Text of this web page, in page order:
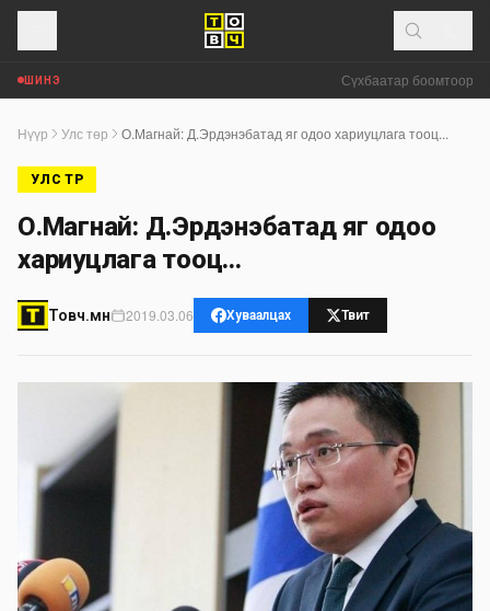
ШИНЭ Сүхбаатар боомтоор
Нүүр Улс төр О.Магнай: Д.Эрдэнэбатад яг одоо хариуцлага тооц...
УЛС ТӨР
О.Магнай: Д.Эрдэнэбатад яг одоо
хариуцлага тооц...
Товч.мн 2019.03.06 Хуваалцах Твит